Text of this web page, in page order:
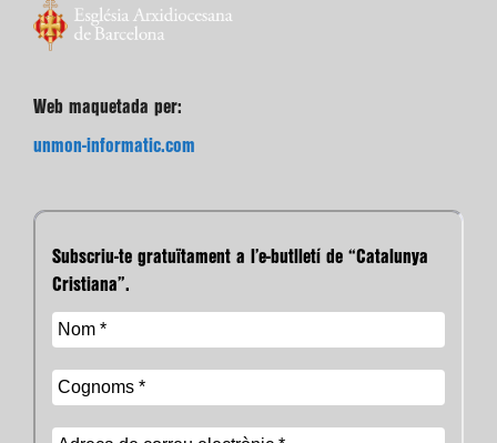
Web maquetada per:
unmon-informatic.com
Subscriu-te gratuïtament a l’e-butlletí de “Catalunya
Cristiana”.